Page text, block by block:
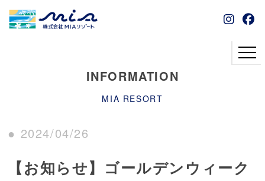
INFORMATION
MIA RESORT
● 2024/04/26
【お知らせ】ゴールデンウィーク